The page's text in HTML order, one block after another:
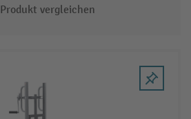
Produkt vergleichen